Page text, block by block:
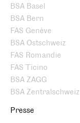
BSA Basel
BSA Bern
FAS Genève
BSA Ostschweiz
FAS Romandie
FAS Ticino
BSA ZAGG
BSA Zentralschweiz
Presse